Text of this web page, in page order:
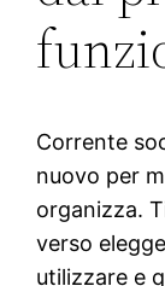
Corrente
nuovo per
organizza.
verso
utilizzare e